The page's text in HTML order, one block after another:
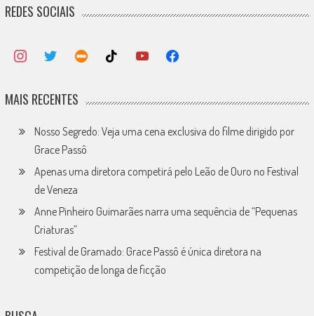
REDES SOCIAIS
MAIS RECENTES
Nosso Segredo: Veja uma cena exclusiva do filme dirigido por
Grace Passô
Apenas uma diretora competirá pelo Leão de Ouro no Festival
de Veneza
Anne Pinheiro Guimarães narra uma sequência de “Pequenas
Criaturas”
Festival de Gramado: Grace Passô é única diretora na
competição de longa de ficção